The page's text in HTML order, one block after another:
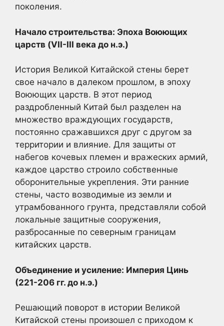
поколения.
Начало строительства: Эпоха Воюющих
царств (VII-III века до н.э.)
История Великой Китайской стены берет
свое начало в далеком прошлом, в эпоху
Воюющих царств. В этот период
раздробленный Китай был разделен на
множество враждующих государств,
постоянно сражавшихся друг с другом за
территории и влияние. Для защиты от
набегов кочевых племен и вражеских армий,
каждое царство строило собственные
оборонительные укрепления. Эти ранние
стены, часто возводимые из земли и
утрамбованного грунта, представляли собой
локальные защитные сооружения,
разбросанные по северным границам
китайских царств.
Объединение и усиление: Империя Цинь
(221-206 гг. до н.э.)
Решающий поворот в истории Великой
Китайской стены произошел с приходом к